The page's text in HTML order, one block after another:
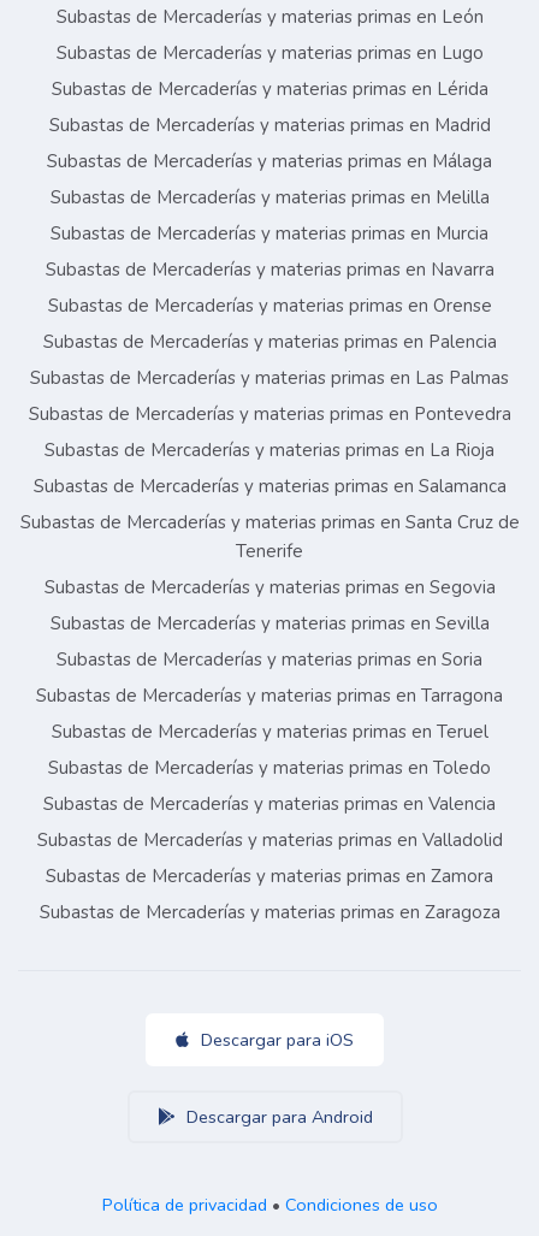
Subastas de Mercaderías y materias primas en León
Subastas de Mercaderías y materias primas en Lugo
Subastas de Mercaderías y materias primas en Lérida
Subastas de Mercaderías y materias primas en Madrid
Subastas de Mercaderías y materias primas en Málaga
Subastas de Mercaderías y materias primas en Melilla
Subastas de Mercaderías y materias primas en Murcia
Subastas de Mercaderías y materias primas en Navarra
Subastas de Mercaderías y materias primas en Orense
Subastas de Mercaderías y materias primas en Palencia
Subastas de Mercaderías y materias primas en Las Palmas
Subastas de Mercaderías y materias primas en Pontevedra
Subastas de Mercaderías y materias primas en La Rioja
Subastas de Mercaderías y materias primas en Salamanca
Subastas de Mercaderías y materias primas en Santa Cruz de
Tenerife
Subastas de Mercaderías y materias primas en Segovia
Subastas de Mercaderías y materias primas en Sevilla
Subastas de Mercaderías y materias primas en Soria
Subastas de Mercaderías y materias primas en Tarragona
Subastas de Mercaderías y materias primas en Teruel
Subastas de Mercaderías y materias primas en Toledo
Subastas de Mercaderías y materias primas en Valencia
Subastas de Mercaderías y materias primas en Valladolid
Subastas de Mercaderías y materias primas en Zamora
Subastas de Mercaderías y materias primas en Zaragoza
Descargar para iOS
Descargar para Android
Política de privacidad • Condiciones de uso